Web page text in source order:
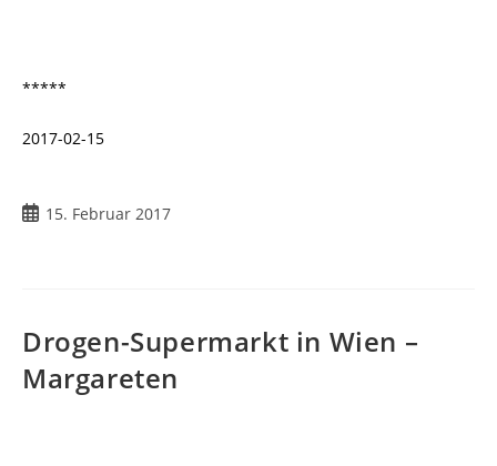
*****
2017-02-15
15. Februar 2017
Drogen-Supermarkt in Wien –
Margareten